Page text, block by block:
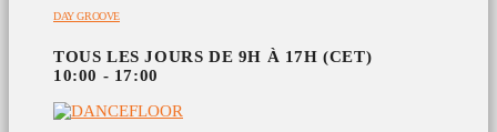
DAY GROOVE
TOUS LES JOURS DE 9H À 17H (CET)
10:00 - 17:00